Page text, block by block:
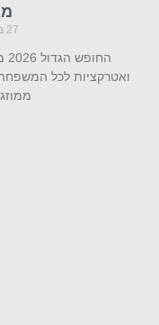
27 ביולי 2026
ואטרקציות לכל